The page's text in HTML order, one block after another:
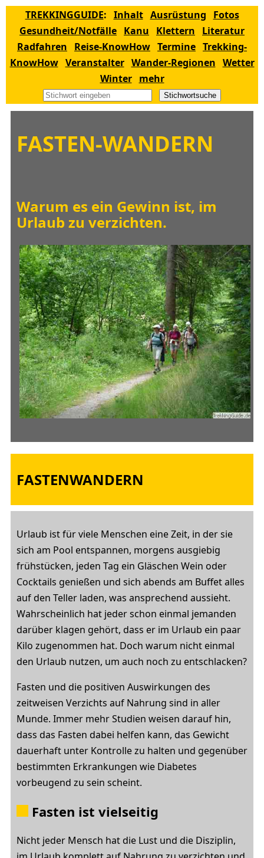
TREKKINGGUIDE: Inhalt Ausrüstung
Fotos
Gesundheit/Notfälle Kanu Klettern
Literatur
Radfahren
Reise-KnowHow Termine Trekking-
KnowHow Veranstalter Wander-Regionen Wetter
Winter
mehr
Stichwortsuche
FASTEN-WANDERN
Warum es ein Gewinn ist, im
Urlaub zu verzichten.
FASTENWANDERN
Urlaub ist für viele Menschen eine Zeit, in der sie
sich am Pool entspannen, morgens ausgiebig
frühstücken, jeden Tag ein Gläschen Wein oder
Cocktails genießen und sich abends am Buffet alles
auf den Teller laden, was ansprechend aussieht.
Wahrscheinlich hat jeder schon einmal jemanden
darüber klagen gehört, dass er im Urlaub ein paar
Kilo zugenommen hat. Doch warum nicht einmal
den Urlaub nutzen, um auch noch zu entschlacken?
Fasten und die positiven Auswirkungen des
zeitweisen Verzichts auf Nahrung sind in aller
Munde. Immer mehr Studien weisen darauf hin,
dass das Fasten dabei helfen kann, das Gewicht
dauerhaft unter Kontrolle zu halten und gegenüber
bestimmten Erkrankungen wie Diabetes
vorbeugend zu sein scheint.
Fasten ist vielseitig
Nicht jeder Mensch hat die Lust und die Disziplin,